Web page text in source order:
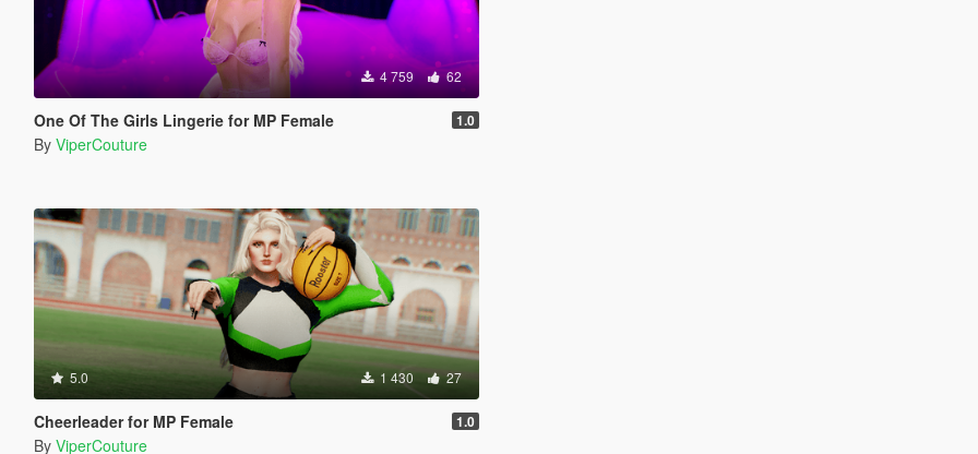
4 759 62
One Of The Girls Lingerie for MP Female 1.0
By ViperCouture
5.0 1 430 27
Cheerleader for MP Female 1.0
By ViperCouture